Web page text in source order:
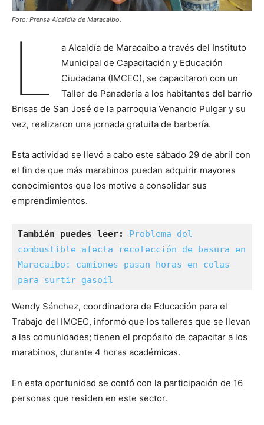
Foto: Prensa Alcaldía de Maracaibo.
L
a Alcaldía de Maracaibo a través del Instituto
Municipal de Capacitación y Educación
Ciudadana (IMCEC), se capacitaron con un
Taller de Panadería a los habitantes del barrio
Brisas de San José de la parroquia Venancio Pulgar y su
vez, realizaron una jornada gratuita de barbería.
Esta actividad se llevó a cabo este sábado 29 de abril con
el fin de que más marabinos puedan adquirir mayores
conocimientos que los motive a consolidar sus
emprendimientos.
También puedes leer:
Problema del
combustible afecta recolección de basura en
Maracaibo: camiones pasan horas en colas
para surtir gasoil
Wendy Sánchez, coordinadora de Educación para el
Trabajo del IMCEC, informó que los talleres que se llevan
a las comunidades; tienen el propósito de capacitar a los
marabinos, durante 4 horas académicas.
En esta oportunidad se contó con la participación de 16
personas que residen en este sector.